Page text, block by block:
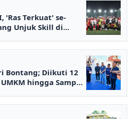
'Ras Terkuat' se-
Unjuk Skill di
Bontang; Diikuti 12
hingga Sampah